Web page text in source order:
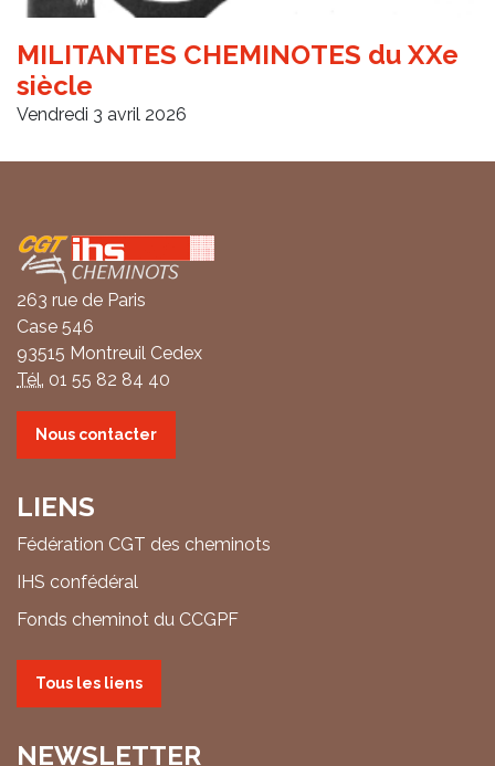
MILITANTES CHEMINOTES du XXe
siècle
Vendredi 3 avril 2026
Coordonnées
263 rue de Paris
Case 546
93515 Montreuil Cedex
Tél. 01 55 82 84 40
Nous contacter
LIENS
Fédération CGT des cheminots
IHS confédéral
Fonds cheminot du CCGPF
Tous les liens
NEWSLETTER